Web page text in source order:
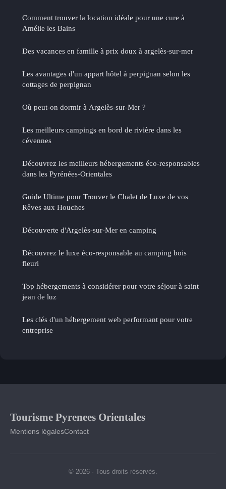
Comment trouver la location idéale pour une cure à
Amélie les Bains
Des vacances en famille à prix doux à argelès-sur-mer
Les avantages d'un appart hôtel à perpignan selon les
cottages de perpignan
Où peut-on dormir à Argelès-sur-Mer ?
Les meilleurs campings en bord de rivière dans les
cévennes
Découvrez les meilleurs hébergements éco-responsables
dans les Pyrénées-Orientales
Guide Ultime pour Trouver le Chalet de Luxe de vos
Rêves aux Houches
Découverte d'Argelès-sur-Mer en camping
Découvrez le luxe éco-responsable au camping bois
fleuri
Top hébergements à considérer pour votre séjour à saint
jean de luz
Les clés d'un hébergement web performant pour votre
entreprise
Tourisme Pyrenees Orientales
Mentions légalesContact
© 2026 · Tous droits réservés.